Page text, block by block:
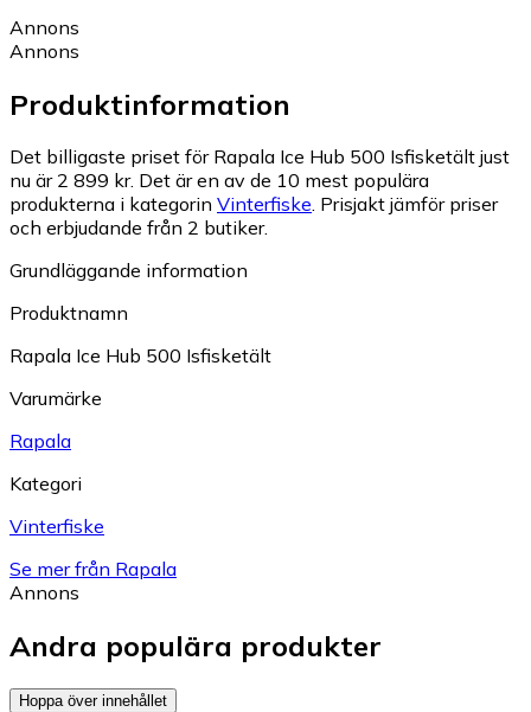
Annons
Annons
Produktinformation
Det billigaste priset för Rapala Ice Hub 500 Isfisketält just
nu är 2 899 kr. Det är en av de 10 mest populära
produkterna i kategorin Vinterfiske. Prisjakt jämför priser
och erbjudande från 2 butiker.
Grundläggande information
Produktnamn
Rapala Ice Hub 500 Isfisketält
Varumärke
Rapala
Kategori
Vinterfiske
Se mer från Rapala
Annons
Andra populära produkter
Hoppa över innehållet